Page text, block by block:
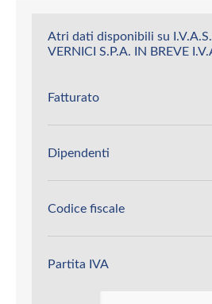
Atri dati disponibili su
VERNICI S.P.A. IN BREVE
Fatturato
Dipendenti
Codice fiscale
Partita IVA